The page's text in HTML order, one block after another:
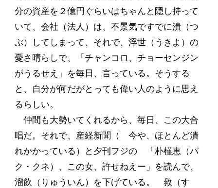
分の資産を２億円ぐらいはちゃんと隠し持って
いて、会社（法人）は、不景気ですでに潰（つ
ぶ）してしまって、それで、浮世（うきよ）の
憂さ晴らしで、「チャンコロ、チョーセンジン
がうるせえ」を毎日、言っている。そうする
と、自分が何だがとっても偉い人のように思え
るらしい。
仲間も大勢いてくれるから、毎日、この大合
唱だ。それで、産経新聞（ 今や、ほとんど潰
れかかっている）と夕刊フジの 「朴槿恵（パ
ク・クネ）、この女、許せねえー」を読んで、
溜飲（りゅういん）を下げている。 救（す